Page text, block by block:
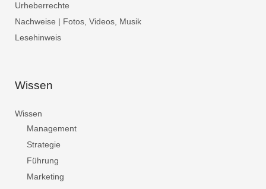
Urheberrechte
Nachweise | Fotos, Videos, Musik
Lesehinweis
Wissen
Wissen
Management
Strategie
Führung
Marketing